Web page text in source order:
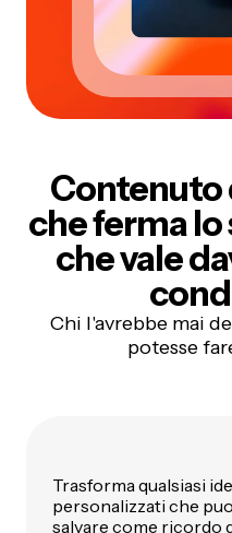
che ferma
che vale
Chi l'avrebbe mai
potesse
Trasforma qualsiasi
personalizzati che
salvare come ricordo